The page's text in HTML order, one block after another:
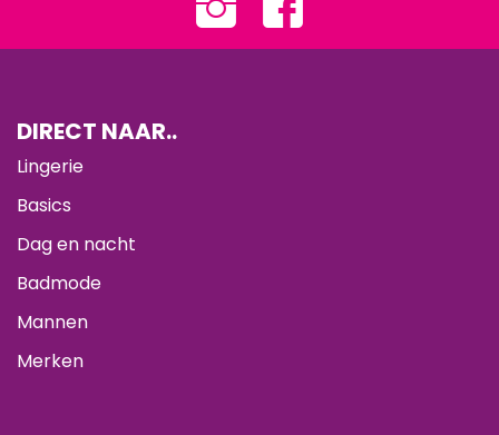
DIRECT NAAR..
Lingerie
Basics
Dag en nacht
Badmode
Mannen
Merken